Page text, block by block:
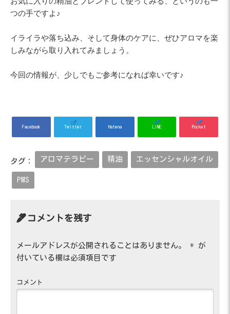
つの手ですよ♪
イライラや落ち込み、そして身体のケアに、ぜひアロマを楽
しみながら取り入れてみましょう。
今回の情報が、少しでもご参考になれば幸いです♪
Facebook Twitter Hatena LINE Pocket
タグ： アロマテラピー 精油 エッセンシャルオイル
PMS
コメントを残す
メールアドレスが公開されることはありません。 * が
付いている欄は必須項目です
コメント